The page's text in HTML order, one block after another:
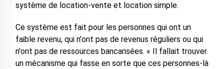
système de location-vente et location simple.
Ce système est fait pour les personnes qui ont un
faible revenu, qui n'ont pas de revenus réguliers ou qui
n'ont pas de ressources bancarisées. « Il fallait trouver
un mécanisme qui fasse en sorte que ces personnes-là